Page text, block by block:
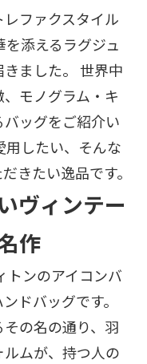
ファクスタイル
添えるラグジュ
ました。 世界中
モノグラム・キ
ッグをご紹介い
用したい、そんな
きたい逸品です。
ヴィンテー
作
トンのアイコンバ
ドバッグです。
の名の通り、羽
ムが、持つ人の